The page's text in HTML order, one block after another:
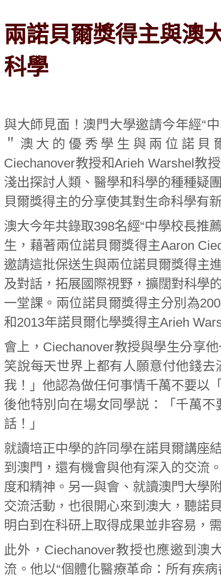
兩諾貝爾獎得主與
科學
與大師見面！澳門大學邀請今年經“
＂澳大的優秀學生與兩位諾貝
Ciechanover教授和Arieh Warshel教
淺出探討人類、醫學和科學的種種疑
貝爾獎得主的分享使其對生命科學有
澳大今年共錄取398名經“中學校長推
生，藉著兩位諾貝爾獎得主Aaron
邀請這批保送生與兩位諾貝爾獎得主
及對話，拓展國際視野，擴闊對科學
一堂課。兩位諾貝爾獎得主分別為
和2013年諾貝爾化學獎得主Arieh
會上，Ciechanover教授與學生分享
笑說每天世界上都有人願意付他錢
我！」他認為做任何事情千萬不要以
後他特別向在場女同學説：「千萬
話！」
就讀培正中學的許同學在諾貝爾講座
到澳門，還有機會與他有深入的交流
度和精神。另一與會、就讀澳門大學
交流活動，也很開心來到澳大，聽諾
明白到在科研上取得成果並非容易，
此外，Ciechanover教授也應邀到澳
流。他以“個體化醫療革命：所有疾